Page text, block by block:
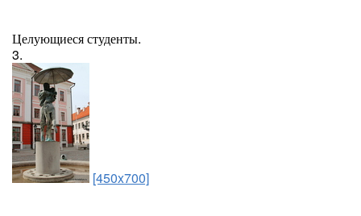
Целующиеся студенты.
3.
[450x700]